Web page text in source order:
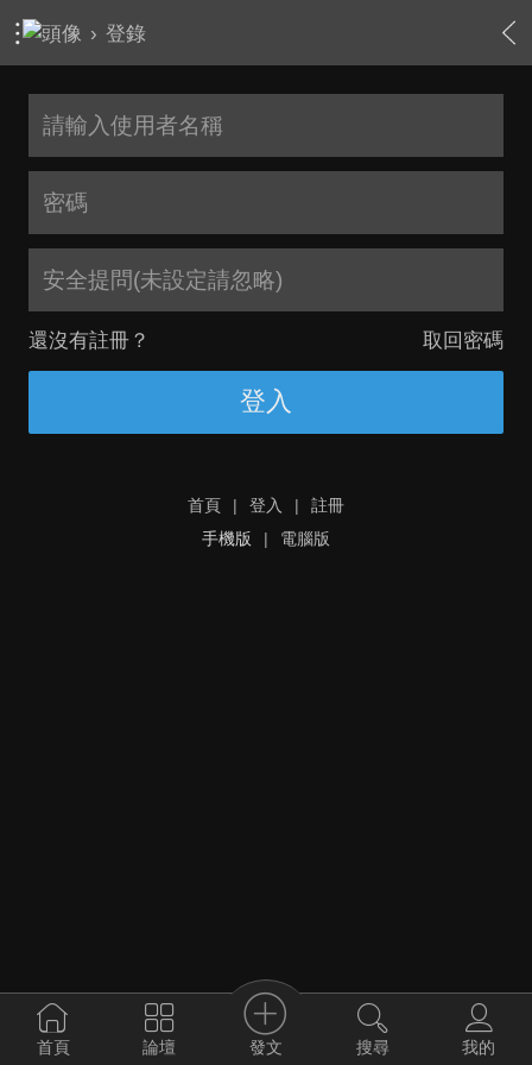
› 登錄
安全提問(未設定請忽略)
還沒有註冊？ 取回密碼
登入
首頁 | 登入 |
註冊
手機版
| 電腦版
首頁 論壇 發文 搜尋 我的